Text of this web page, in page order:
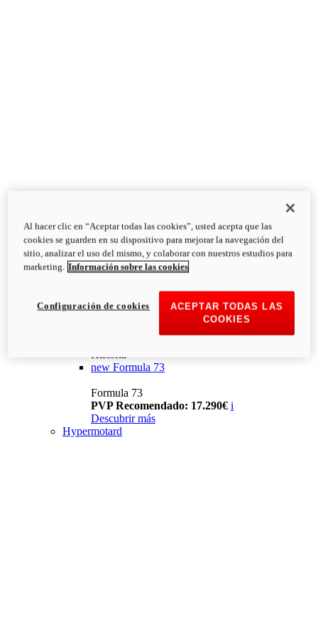
Historia
new Formula 73
Formula 73
PVP Recomendado: 17.290€ i
Descubrir más
Hypermotard
Al hacer clic en “Aceptar todas las cookies”, usted acepta que las
cookies se guarden en su dispositivo para mejorar la navegación del
sitio, analizar el uso del mismo, y colaborar con nuestros estudios para
marketing. Información sobre las cookies
ACEPTAR TODAS LAS
COOKIES
Configuración de cookies